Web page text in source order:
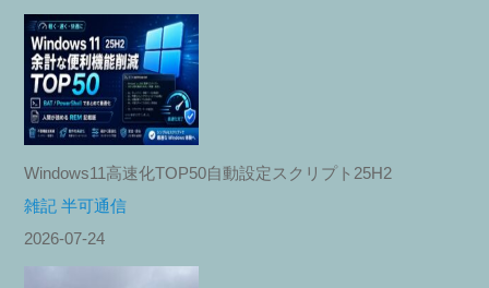
Windows11高速化TOP50自動設定スクリプト25H2
雑記 半可通信
2026-07-24